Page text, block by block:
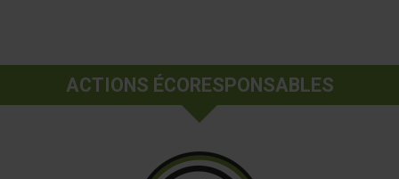
ACTIONS ÉCORESPONSABLES